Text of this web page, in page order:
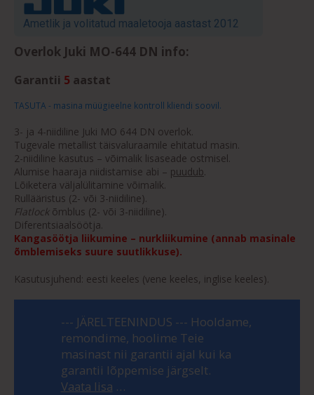
Ametlik ja volitatud maaletooja aastast 2012
Overlok Juki MO-644 DN info:
Garantii 5 aastat
TASUTA - masina müügieelne kontroll kliendi soovil.
3- ja 4-niidiline Juki MO 644 DN overlok.
Tugevale metallist täisvaluraamile ehitatud masin.
2-niidiline kasutus – võimalik lisaseade ostmisel.
Alumise haaraja niidistamise abi – puudub.
Lõiketera väljalülitamine võimalik.
Rullääristus (2- või 3-niidiline).
Flatlock õmblus (2- või 3-niidiline).
Diferentsiaalsöötja.
Kangasöötja liikumine – nurkliikumine (annab masinale
õmblemiseks suure suutlikkuse).
Kasutusjuhend: eesti keeles (vene keeles, inglise keeles).
--- JÄRELTEENINDUS --- Hooldame,
remondime, hoolime Teie
masinast nii garantii ajal kui ka
garantii lõppemise järgselt.
Vaata lisa …